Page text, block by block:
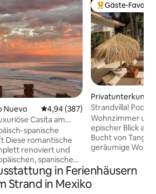
Nuevo Durchschnittliche Bewertung:
4,94 (387)
Casita am
spanische
renoviert und
spanischem
Küche, ein
mit luxuriöser
gemütlichen
Beliebter Gäste-
Gäste-Favorit
Privatunterkunft
cita
Strandvilla! Pool,
Privatstrand + 16
Wohnzimmer und
epischer Blick auf
Bucht von
geräumige
zur abgelegenen
am Pool in der
wandere hinauf
in Ferienhäusern
Strand in Mexiko